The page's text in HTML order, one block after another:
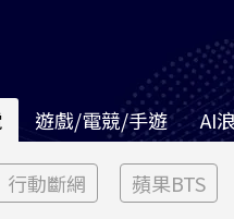
遊戲/電競/手遊 AI
行動斷網 蘋果BTS